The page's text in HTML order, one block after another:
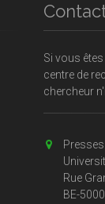
Si vous
centre de
chercheur
Rue
BE-